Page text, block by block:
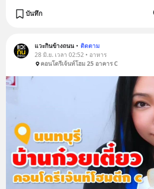
บันทึก
แวะกินข้างถนน • ติดตาม
28 มิ.ย. เวลา 02:52 • อาหาร
คอนโดรีเจ้นท์โฮม 25 อาคาร C